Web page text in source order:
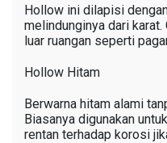
Hollow ini dilapisi
melindunginya dari
luar ruangan seperti
Hollow Hitam
Berwarna hitam alami
Biasanya digunakan
rentan terhadap korosi